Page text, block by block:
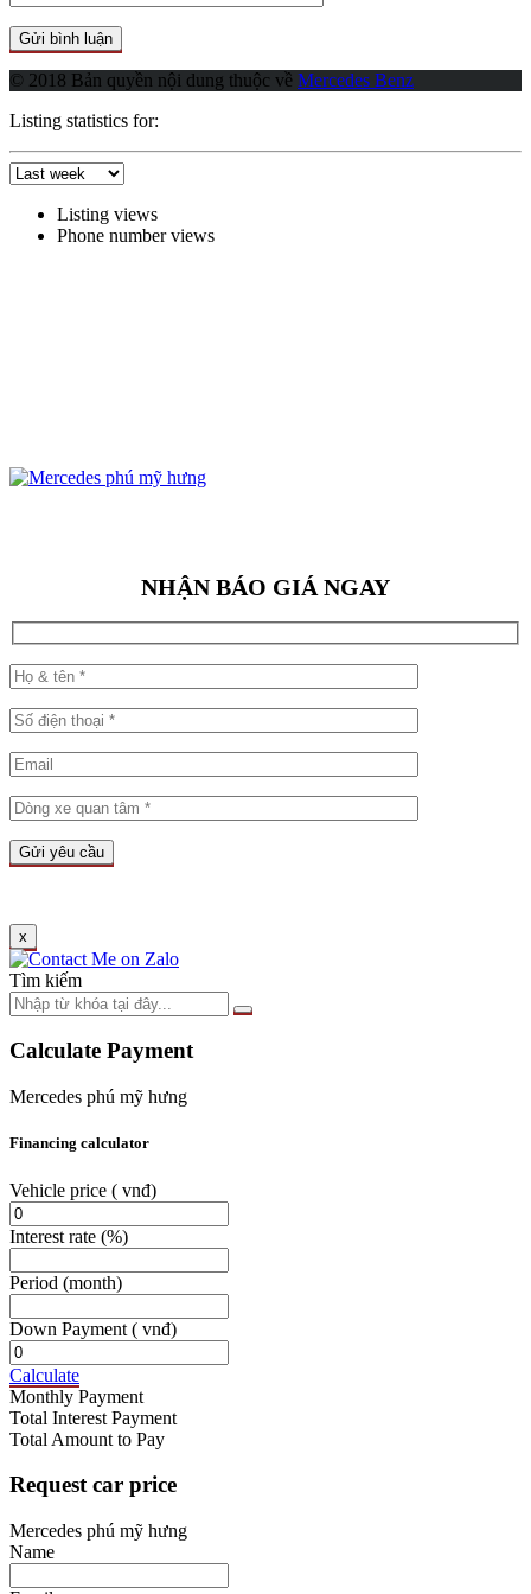
© 2018 Bản quyền nội dung thuộc về Mercedes Benz
Listing statistics for:
Listing views
Phone number views
NHẬN BÁO GIÁ NGAY
x
Tìm kiếm
Calculate Payment
Mercedes phú mỹ hưng
Financing calculator
Vehicle price ( vnđ)
Interest rate (%)
Period (month)
Down Payment ( vnđ)
Calculate
Monthly Payment
Total Interest Payment
Total Amount to Pay
Request car price
Mercedes phú mỹ hưng
Name